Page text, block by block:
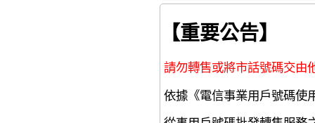
【重要公告】
請勿轉售或將市話號碼交由
依據《電信事業用戶號碼使